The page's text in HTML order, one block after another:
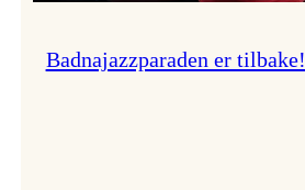
Badnajazzparaden er tilbake!